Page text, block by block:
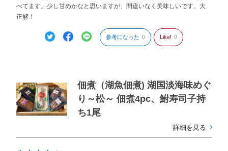
べてます。少し甘めかなと思いますが、間違いなく美味しいです。大
正解！
参考になった 0 Like! 0
佃煮（湖魚佃煮) 湖国淡海味めぐ
り～松～ 佃煮4pc、鮒寿司子持
ち1尾
詳細を見る